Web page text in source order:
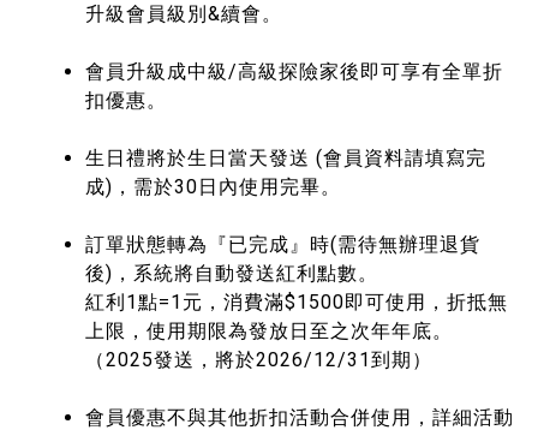
升級會員級別&續會。
會員升級成中級/高級探險家後即可享有全單折
扣優惠。
生日禮將於生日當天發送 (會員資料請填寫完
成)，需於30日內使用完畢。
訂單狀態轉為『已完成』時(需待無辦理退貨
後)，系統將自動發送紅利點數。
紅利1點=1元，消費滿$1500即可使用，折抵無
上限，使用期限為發放日至之次年年底。
（2025發送，將於2026/12/31到期）
會員優惠不與其他折扣活動合併使用， 詳細活動